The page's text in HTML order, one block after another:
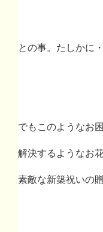
との事。たしかに
でもこのようなお
解決するようなお
素敵な新築祝いの